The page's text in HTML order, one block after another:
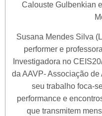
Calouste Gulbenkian
Susana Mendes Silva
performer e
Investigadora no
da AAVP- Associação
seu trabalho foca-
performance e
que transmitem